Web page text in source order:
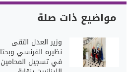
مواضيع ذات صلة
وزير العدل التقى
نظيره الفرنسي وبحثا
في تسجيل المحامين